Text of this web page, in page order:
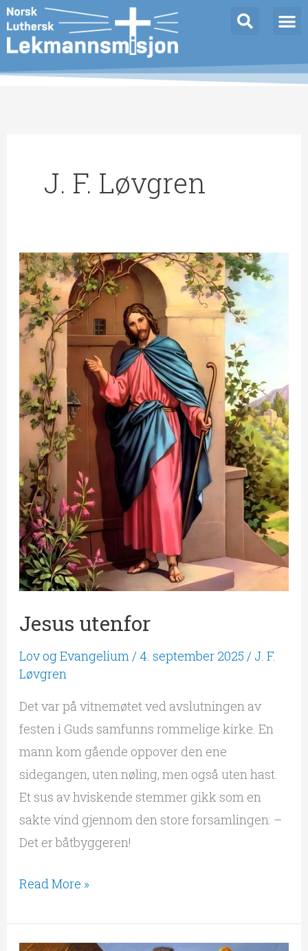
Hopp
rett
til
innholdet
J. F. Løvgren
Jesus utenfor
Lov og Evangelium / 4. september 2025 / J. F.
Løvgren
Det var på vitnemøtet ved avslutningen av
festen i Guds samfunns rommelige kirke. En
mann kom gående oppover den ene
sidegangen, uten nøling, men også uten hast.
Et sus av hviskende stemmer gikk som en
sakte vind gjennom den store forsamlingen: –
Det er båtbyggeren!
Jesus
utenfor
Read More »